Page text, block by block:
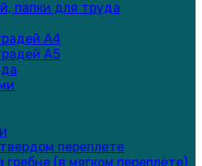
папки для труда
А4
А5
переплете
(в мягком переплёте)